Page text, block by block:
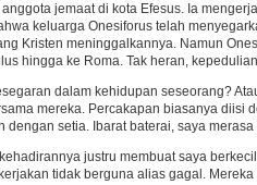
jemaat di kota Efesus. Ia
keluarga Onesiforus telah
Kristen meninggalkannya. Namun
hingga ke Roma. Tak heran,
dalam kehidupan seseorang?
mereka. Percakapan biasanya
dengan setia. Ibarat baterai, saya
justru membuat saya
tidak berguna alias gagal.